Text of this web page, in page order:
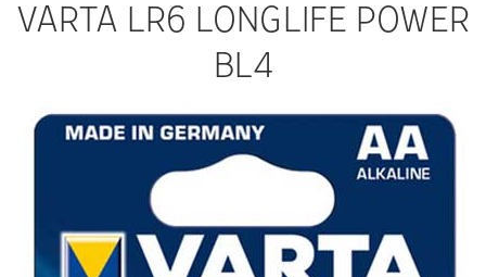
VARTA LR6 LONGLIFE POWER
BL4